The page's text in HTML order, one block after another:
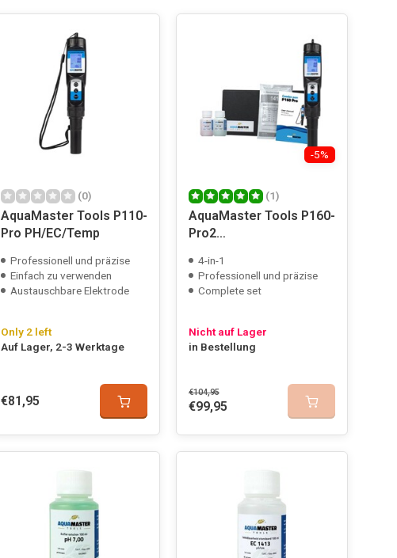
(0)
AquaMaster Tools P110-
Pro PH/EC/Temp
Professionell und präzise
Einfach zu verwenden
Austauschbare Elektrode
Only 2 left
Auf Lager, 2-3 Werktage
€81,95
-5%
(1)
AquaMaster Tools P160-
Pro2
4-in-1
Professionell und präzise
Complete set
Nicht auf Lager
in Bestellung
€104,95
€99,95